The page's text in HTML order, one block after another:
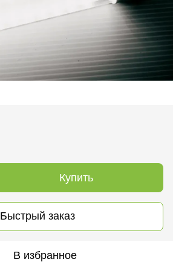
Купить
Быстрый заказ
В избранное